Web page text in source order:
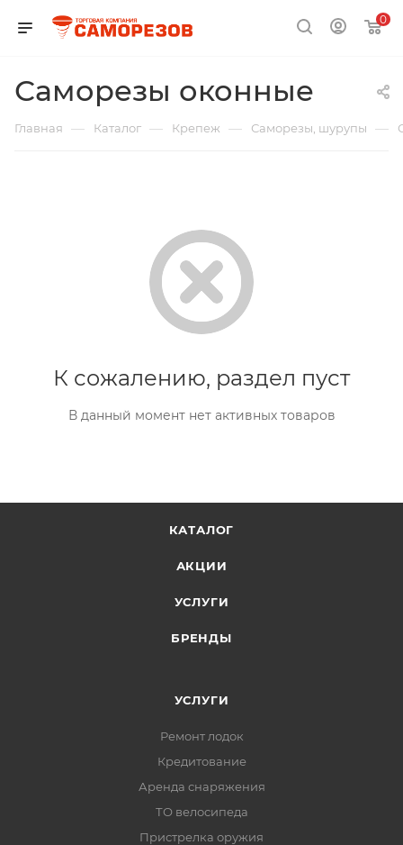
0
Саморезы оконные
Главная — Каталог — Крепеж — Саморезы, шурупы —
К сожалению, раздел пуст
В данный момент нет активных товаров
КАТАЛОГ
АКЦИИ
УСЛУГИ
БРЕНДЫ
УСЛУГИ
Ремонт лодок
Кредитование
Аренда снаряжения
ТО велосипеда
Пристрелка оружия